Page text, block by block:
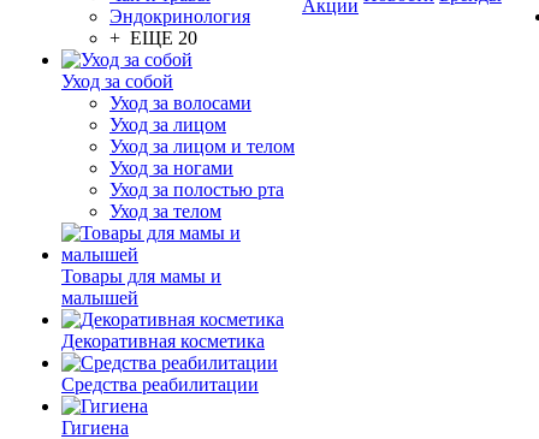
Эндокринология
+ ЕЩЕ 20
Уход за собой
Уход за волосами
Уход за лицом
Уход за лицом и телом
Уход за ногами
Уход за полостью рта
Уход за телом
Товары для мамы и
малышей
Декоративная косметика
Средства реабилитации
Гигиена
Акции